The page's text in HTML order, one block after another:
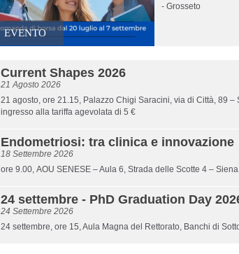
EVENTO
- Grosseto
Current Shapes 2026
21 Agosto 2026
21 agosto, ore 21.15, Palazzo Chigi Saracini, via di Città, 89 –
ingresso alla tariffa agevolata di 5 €
Endometriosi: tra clinica e innovazione
18 Settembre 2026
ore 9.00, AOU SENESE – Aula 6, Strada delle Scotte 4 –
24 settembre - PhD Graduation Day
24 Settembre 2026
24 settembre, ore 15, Aula Magna del Rettorato, Banchi di